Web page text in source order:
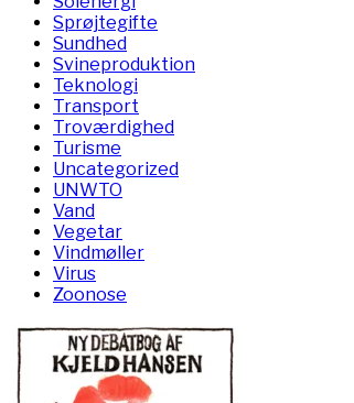
Sprøjtegifte
Sundhed
Svineproduktion
Teknologi
Transport
Troværdighed
Turisme
Uncategorized
UNWTO
Vand
Vegetar
Vindmøller
Virus
Zoonose